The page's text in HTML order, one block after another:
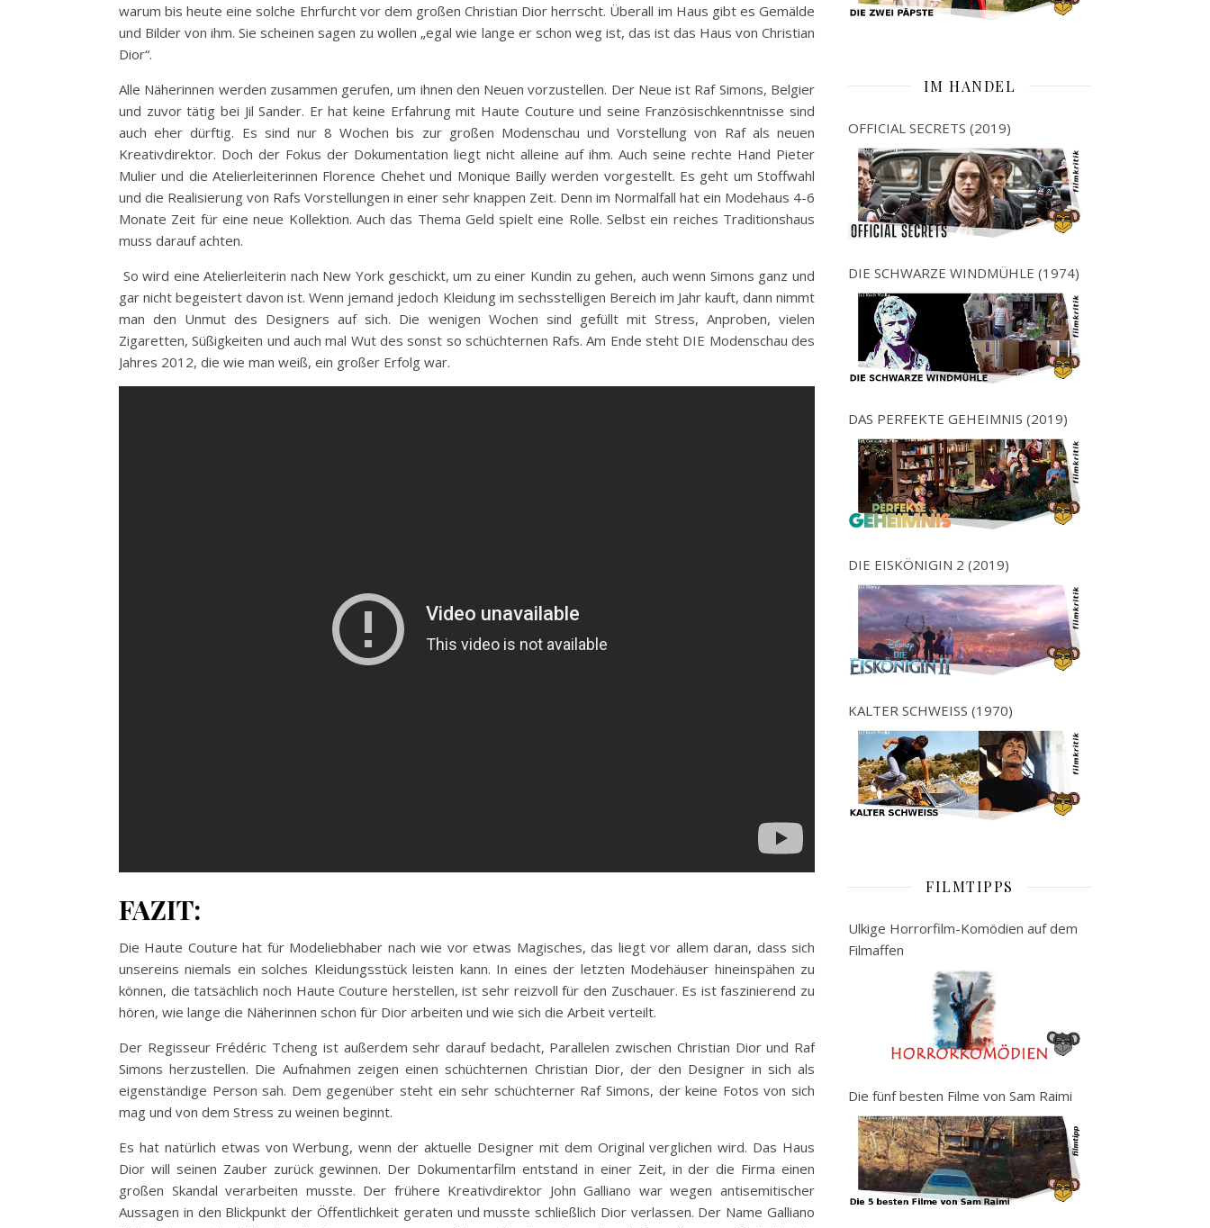
warum bis heute eine solche Ehrfurcht vor dem großen Christian Dior herrscht. Überall im Haus gibt es Gemälde
und Bilder von ihm. Sie scheinen sagen zu wollen „egal wie lange er schon weg ist, das ist das Haus von Christian
Dior“.
Alle Näherinnen werden zusammen gerufen, um ihnen den Neuen vorzustellen. Der Neue ist Raf Simons, Belgier
und zuvor tätig bei Jil Sander. Er hat keine Erfahrung mit Haute Couture und seine Französischkenntnisse sind
auch eher dürftig. Es sind nur 8 Wochen bis zur großen Modenschau und Vorstellung von Raf als neuen
Kreativdirektor. Doch der Fokus der Dokumentation liegt nicht alleine auf ihm. Auch seine rechte Hand Pieter
Mulier und die Atelierleiterinnen Florence Chehet und Monique Bailly werden vorgestellt. Es geht um Stoffwahl
und die Realisierung von Rafs Vorstellungen in einer sehr knappen Zeit. Denn im Normalfall hat ein Modehaus 4-6
Monate Zeit für eine neue Kollektion. Auch das Thema Geld spielt eine Rolle. Selbst ein reiches Traditionshaus
muss darauf achten.
So wird eine Atelierleiterin nach New York geschickt, um zu einer Kundin zu gehen, auch wenn Simons ganz und
gar nicht begeistert davon ist. Wenn jemand jedoch Kleidung im sechsstelligen Bereich im Jahr kauft, dann nimmt
man den Unmut des Designers auf sich. Die wenigen Wochen sind gefüllt mit Stress, Anproben, vielen
Zigaretten, Süßigkeiten und auch mal Wut des sonst so schüchternen Rafs. Am Ende steht DIE Modenschau des
Jahres 2012, die wie man weiß, ein großer Erfolg war.
FAZIT:
Die Haute Couture hat für Modeliebhaber nach wie vor etwas Magisches, das liegt vor allem daran, dass sich
unsereins niemals ein solches Kleidungsstück leisten kann. In eines der letzten Modehäuser hineinspähen zu
können, die tatsächlich noch Haute Couture herstellen, ist sehr reizvoll für den Zuschauer. Es ist faszinierend zu
hören, wie lange die Näherinnen schon für Dior arbeiten und wie sich die Arbeit verteilt.
Der Regisseur Frédéric Tcheng ist außerdem sehr darauf bedacht, Parallelen zwischen Christian Dior und Raf
Simons herzustellen. Die Aufnahmen zeigen einen schüchternen Christian Dior, der den Designer in sich als
eigenständige Person sah. Dem gegenüber steht ein sehr schüchterner Raf Simons, der keine Fotos von sich
mag und von dem Stress zu weinen beginnt.
Es hat natürlich etwas von Werbung, wenn der aktuelle Designer mit dem Original verglichen wird. Das Haus
Dior will seinen Zauber zurück gewinnen. Der Dokumentarfilm entstand in einer Zeit, in der die Firma einen
großen Skandal verarbeiten musste. Der frühere Kreativdirektor John Galliano war wegen antisemitischer
Aussagen in den Blickpunkt der Öffentlichkeit geraten und musste schließlich Dior verlassen. Der Name Galliano
IM HANDEL
OFFICIAL SECRETS (2019)
DIE SCHWARZE WINDMÜHLE (1974)
DAS PERFEKTE GEHEIMNIS (2019)
DIE EISKÖNIGIN 2 (2019)
KALTER SCHWEISS (1970)
FILMTIPPS
Ulkige Horrorfilm-Komödien auf dem
Filmaffen
Die fünf besten Filme von Sam Raimi